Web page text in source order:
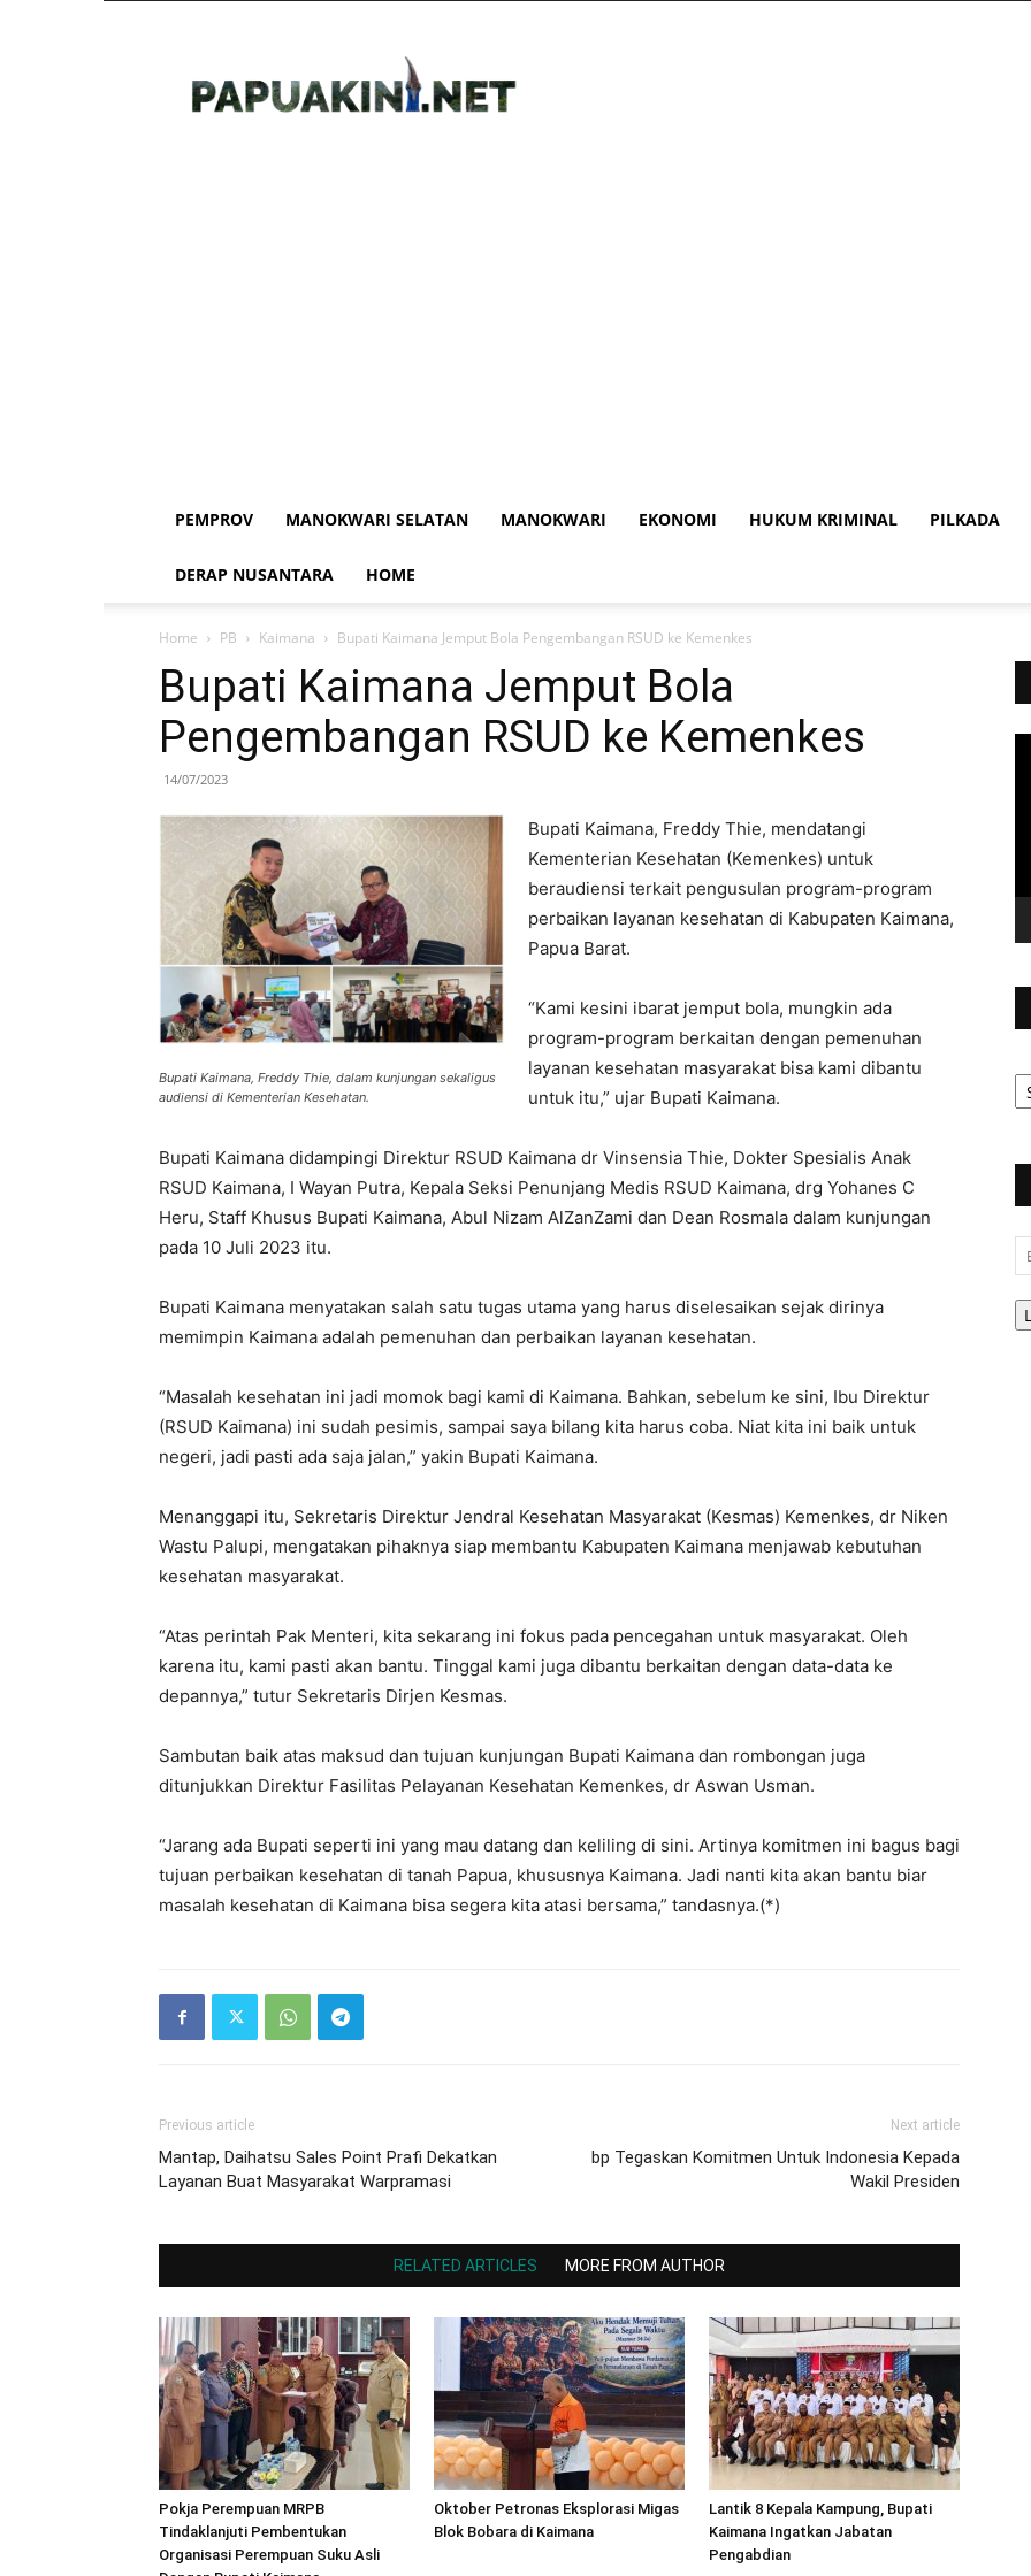
PEMPROV MANOKWARI SELATAN MANOKWARI EKONOMI HUKUM KRIMINAL PILKADA
DERAP NUSANTARA HOME
Home PB Kaimana Bupati Kaimana Jemput Bola Pengembangan RSUD ke Kemenkes
Bupati Kaimana Jemput Bola
Pengembangan RSUD ke Kemenkes
14/07/2023
Bupati Kaimana, Freddy Thie, dalam kunjungan sekaligus
audiensi di Kementerian Kesehatan.
Bupati Kaimana, Freddy Thie, mendatangi
Kementerian Kesehatan (Kemenkes) untuk
beraudiensi terkait pengusulan program-program
perbaikan layanan kesehatan di Kabupaten Kaimana,
Papua Barat.
“Kami kesini ibarat jemput bola, mungkin ada
program-program berkaitan dengan pemenuhan
layanan kesehatan masyarakat bisa kami dibantu
untuk itu,” ujar Bupati Kaimana.
Bupati Kaimana didampingi Direktur RSUD Kaimana dr Vinsensia Thie, Dokter Spesialis Anak
RSUD Kaimana, I Wayan Putra, Kepala Seksi Penunjang Medis RSUD Kaimana, drg Yohanes C
Heru, Staff Khusus Bupati Kaimana, Abul Nizam AlZanZami dan Dean Rosmala dalam kunjungan
pada 10 Juli 2023 itu.
Bupati Kaimana menyatakan salah satu tugas utama yang harus diselesaikan sejak dirinya
memimpin Kaimana adalah pemenuhan dan perbaikan layanan kesehatan.
“Masalah kesehatan ini jadi momok bagi kami di Kaimana. Bahkan, sebelum ke sini, Ibu Direktur
(RSUD Kaimana) ini sudah pesimis, sampai saya bilang kita harus coba. Niat kita ini baik untuk
negeri, jadi pasti ada saja jalan,” yakin Bupati Kaimana.
Menanggapi itu, Sekretaris Direktur Jendral Kesehatan Masyarakat (Kesmas) Kemenkes, dr Niken
Wastu Palupi, mengatakan pihaknya siap membantu Kabupaten Kaimana menjawab kebutuhan
kesehatan masyarakat.
“Atas perintah Pak Menteri, kita sekarang ini fokus pada pencegahan untuk masyarakat. Oleh
karena itu, kami pasti akan bantu. Tinggal kami juga dibantu berkaitan dengan data-data ke
depannya,” tutur Sekretaris Dirjen Kesmas.
Sambutan baik atas maksud dan tujuan kunjungan Bupati Kaimana dan rombongan juga
ditunjukkan Direktur Fasilitas Pelayanan Kesehatan Kemenkes, dr Aswan Usman.
“Jarang ada Bupati seperti ini yang mau datang dan keliling di sini. Artinya komitmen ini bagus bagi
tujuan perbaikan kesehatan di tanah Papua, khususnya Kaimana. Jadi nanti kita akan bantu biar
masalah kesehatan di Kaimana bisa segera kita atasi bersama,” tandasnya.(*)
Previous article
Mantap, Daihatsu Sales Point Prafi Dekatkan
Layanan Buat Masyarakat Warpramasi
Next article
bp Tegaskan Komitmen Untuk Indonesia Kepada
Wakil Presiden
RELATED ARTICLES MORE FROM AUTHOR
Pokja Perempuan MRPB
Tindaklanjuti Pembentukan
Organisasi Perempuan Suku Asli
Oktober Petronas Eksplorasi Migas
Blok Bobara di Kaimana
Lantik 8 Kepala Kampung, Bupati
Kaimana Ingatkan Jabatan
Pengabdian